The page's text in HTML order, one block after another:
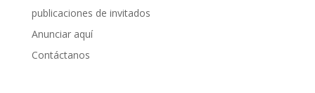
publicaciones de invitados
Anunciar aquí
Contáctanos